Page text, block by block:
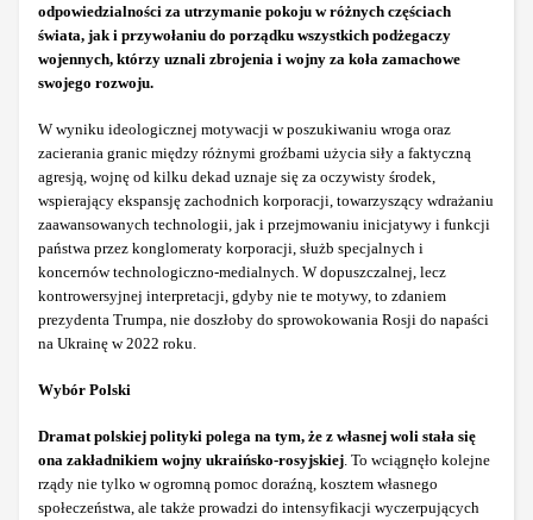
odpowiedzialności za utrzymanie pokoju w różnych częściach
świata, jak i przywołaniu do porządku wszystkich podżegaczy
wojennych, którzy uznali zbrojenia i wojny za koła zamachowe
swojego rozwoju.
W wyniku ideologicznej motywacji w poszukiwaniu wroga oraz
zacierania granic między różnymi groźbami użycia siły a faktyczną
agresją, wojnę od kilku dekad uznaje się za oczywisty środek,
wspierający ekspansję zachodnich korporacji, towarzyszący wdrażaniu
zaawansowanych technologii, jak i przejmowaniu inicjatywy i funkcji
państwa przez konglomeraty korporacji, służb specjalnych i
koncernów technologiczno-medialnych. W dopuszczalnej, lecz
kontrowersyjnej interpretacji, gdyby nie te motywy, to zdaniem
prezydenta Trumpa, nie doszłoby do sprowokowania Rosji do napaści
na Ukrainę w 2022 roku.
Wybór Polski
Dramat polskiej polityki polega na tym, że z własnej woli stała się
ona zakładnikiem wojny ukraińsko-rosyjskiej . To wciągnęło kolejne
rządy nie tylko w ogromną pomoc doraźną, kosztem własnego
społeczeństwa, ale także prowadzi do intensyfikacji wyczerpujących